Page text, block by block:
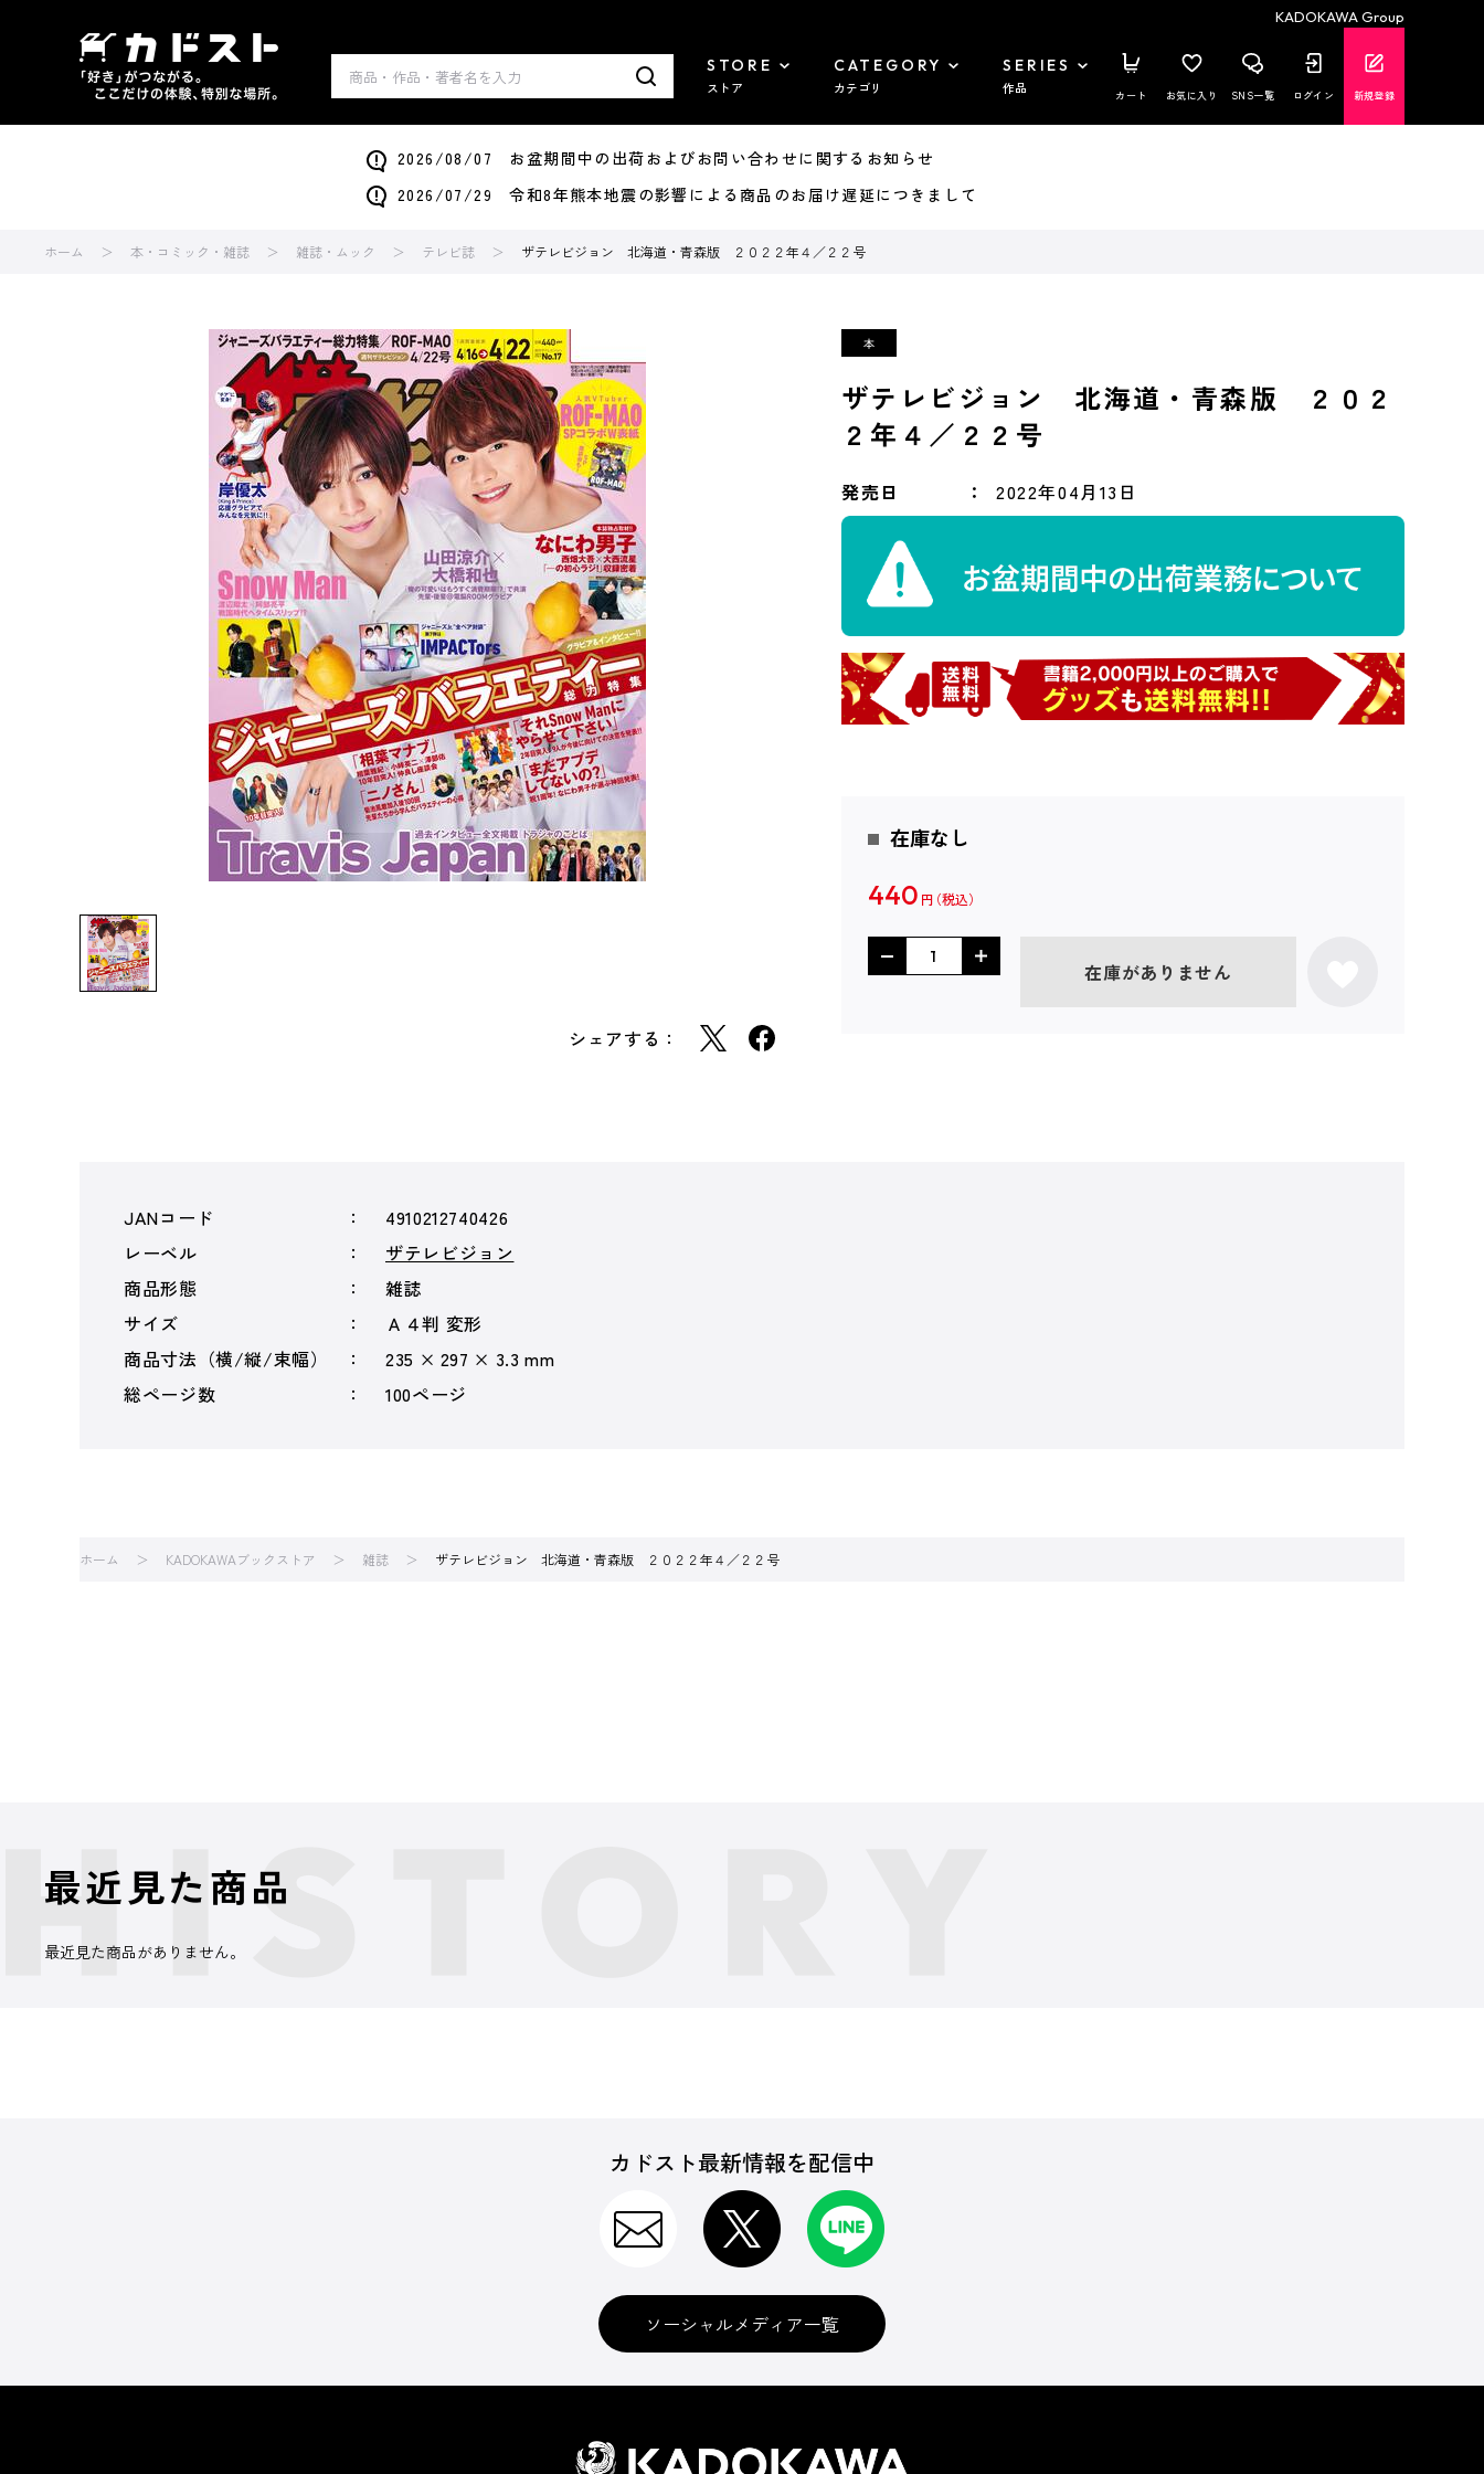
KADOKAWA Group
STORE
ストア
CATEGORY
カテゴリ
SERIES
作品 カート お気に入り SNS一覧 ログイン 新規登録
2026/08/07 お盆期間中の出荷およびお問い合わせに関するお知らせ
2026/07/29 令和8年熊本地震の影響による商品のお届け遅延につきまして
ホーム 本・コミック・雑誌 雑誌・ムック テレビ誌 ザテレビジョン 北海道・青森版 ２０２２年４／２２号
シェアする：
ザテレビジョン 北海道・青森版 ２０２
２年４／２２号
発売日 2022年04月13日
在庫なし
440 円
在庫がありません
JANコード
4910212740426
レーベル
ザテレビジョン
商品形態
雑誌
サイズ
Ａ４判 変形
商品寸法（横/縦/束幅）
235 × 297 × 3.3 mm
総ページ数
100ページ
ホーム KADOKAWAブックストア 雑誌 ザテレビジョン 北海道・青森版 ２０２２年４／２２号
最近見た商品
最近見た商品がありません。
カドスト最新情報を配信中
ソーシャルメディア一覧